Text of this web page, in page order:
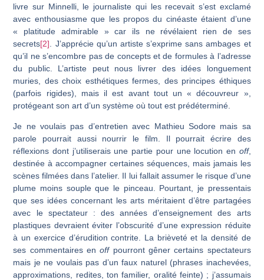
livre sur Minnelli, le journaliste qui les recevait s’est exclamé
avec enthousiasme que les propos du cinéaste étaient d’une
« platitude admirable » car ils ne révélaient rien de ses
secrets[2] . J’apprécie qu’un artiste s’exprime sans ambages et
qu’il ne s’encombre pas de concepts et de formules à l’adresse
du public. L’artiste peut nous livrer des idées longuement
muries, des choix esthétiques fermes, des principes éthiques
(parfois rigi­des), mais il est avant tout un « découvreur »,
protégeant son art d’un système où tout est prédéterminé.
Je ne voulais pas d’entretien avec Mathieu Sodore mais sa
parole pourrait aussi nourrir le film. Il pourrait écrire des
réflexions dont j’utiliserais une partie pour une locution en off,
destinée à accompagner certaines séquences, mais jamais les
scènes filmées dans l’atelier. Il lui fallait assumer le risque d’une
plume moins souple que le pinceau. Pourtant, je pressentais
que ses idées concernant les arts méri­taient d’être partagées
avec le spectateur : des années d’enseignement des arts
plastiques devraient éviter l’obscurité d’une expression réduite
à un exercice d’érudition contrite. La brièveté et la densité de
ses commentaires enoffpourront gêner certains spectateurs
mais je ne voulais pas d’un faux naturel (phrases inachevées,
approximations, redites, ton familier, oralité feinte) ; j’assumais